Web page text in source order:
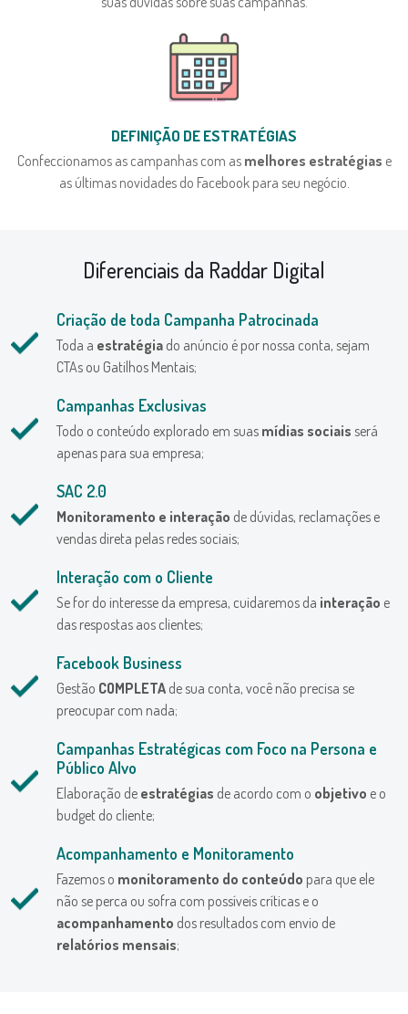
DEFINIÇÃO DE ESTRATÉGIAS
Confeccionamos as campanhas com as melhores estratégias e
as últimas novidades do Facebook para seu negócio.
Diferenciais da Raddar Digital
Criação de toda Campanha Patrocinada
Toda a estratégia do anúncio é por nossa conta, sejam
CTAs ou Gatilhos Mentais;
Campanhas Exclusivas
Todo o conteúdo explorado em suas mídias sociais será
apenas para sua empresa;
SAC 2.0
Monitoramento e interação de dúvidas, reclamações e
vendas direta pelas redes sociais;
Interação com o Cliente
Se for do interesse da empresa, cuidaremos da interação e
das respostas aos clientes;
Facebook Business
Gestão COMPLETA de sua conta, você não precisa se
preocupar com nada;
Campanhas Estratégicas com Foco na Persona e
Público Alvo
Elaboração de estratégias de acordo com o objetivo e o
budget do cliente;
Acompanhamento e Monitoramento
Fazemos o monitoramento do conteúdo para que ele
não se perca ou sofra com possíveis críticas e o
acompanhamento dos resultados com envio de
relatórios mensais;